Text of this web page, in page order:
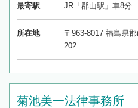
最寄駅 JR「郡山駅」車8分
所在地
〒963-8017 福島県
202
菊池美一法律事務所